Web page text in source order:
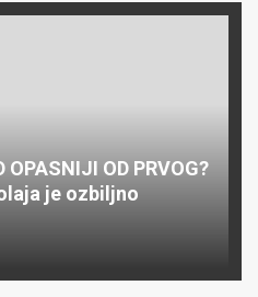
OPASNIJI OD PRVOG?
je ozbiljno